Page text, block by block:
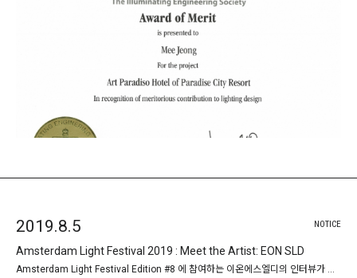
2019.8.5
Amsterdam Light Festival 2019 : Meet the Artist: EON SLD
Amsterdam Light Festival Edition #8 에 참여하는 이온에스엘디의 인터뷰가 암스테르담 라이트 페스티벌 …
NOTICE